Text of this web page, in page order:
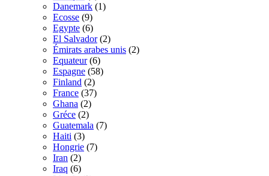
Danemark (1)
Ecosse (9)
Egypte (6)
El Salvador (2)
Émirats arabes unis (2)
Equateur (6)
Espagne (58)
Finland (2)
France (37)
Ghana (2)
Gréce (2)
Guatemala (7)
Haiti (3)
Hongrie (7)
Iran (2)
Iraq (6)